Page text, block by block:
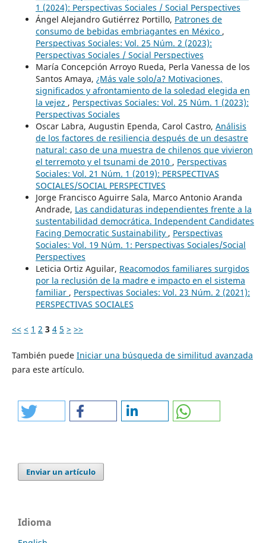
1 (2024): Perspectivas Sociales / Social Perspectives
Ángel Alejandro Gutiérrez Portillo, Patrones de
consumo de bebidas embriagantes en México ,
Perspectivas Sociales: Vol. 25 Núm. 2 (2023):
Perspectivas Sociales / Social Perspectives
María Concepción Arroyo Rueda, Perla Vanessa de los
Santos Amaya, ¿Más vale solo/a? Motivaciones,
significados y afrontamiento de la soledad elegida en
la vejez , Perspectivas Sociales: Vol. 25 Núm. 1 (2023):
Perspectivas Sociales
Oscar Labra, Augustin Ependa, Carol Castro, Análisis
de los factores de resiliencia después de un desastre
natural: caso de una muestra de chilenos que vivieron
el terremoto y el tsunami de 2010 , Perspectivas
Sociales: Vol. 21 Núm. 1 (2019): PERSPECTIVAS
SOCIALES/SOCIAL PERSPECTIVES
Jorge Francisco Aguirre Sala, Marco Antonio Aranda
Andrade, Las candidaturas independientes frente a la
sustentabilidad democrática. Independent Candidates
Facing Democratic Sustainability , Perspectivas
Sociales: Vol. 19 Núm. 1: Perspectivas Sociales/Social
Perspectives
Leticia Ortiz Aguilar, Reacomodos familiares surgidos
por la reclusión de la madre e impacto en el sistema
familiar , Perspectivas Sociales: Vol. 23 Núm. 2 (2021):
PERSPECTIVAS SOCIALES
<< < 1 2 3 4 5 > >>
También puede Iniciar una búsqueda de similitud avanzada
para este artículo.
Enviar un artículo
Idioma